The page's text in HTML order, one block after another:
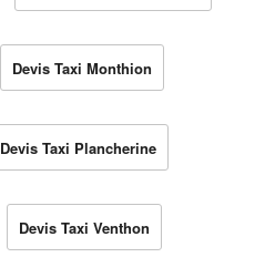
Devis Taxi Monthion
Devis Taxi Plancherine
Devis Taxi Venthon